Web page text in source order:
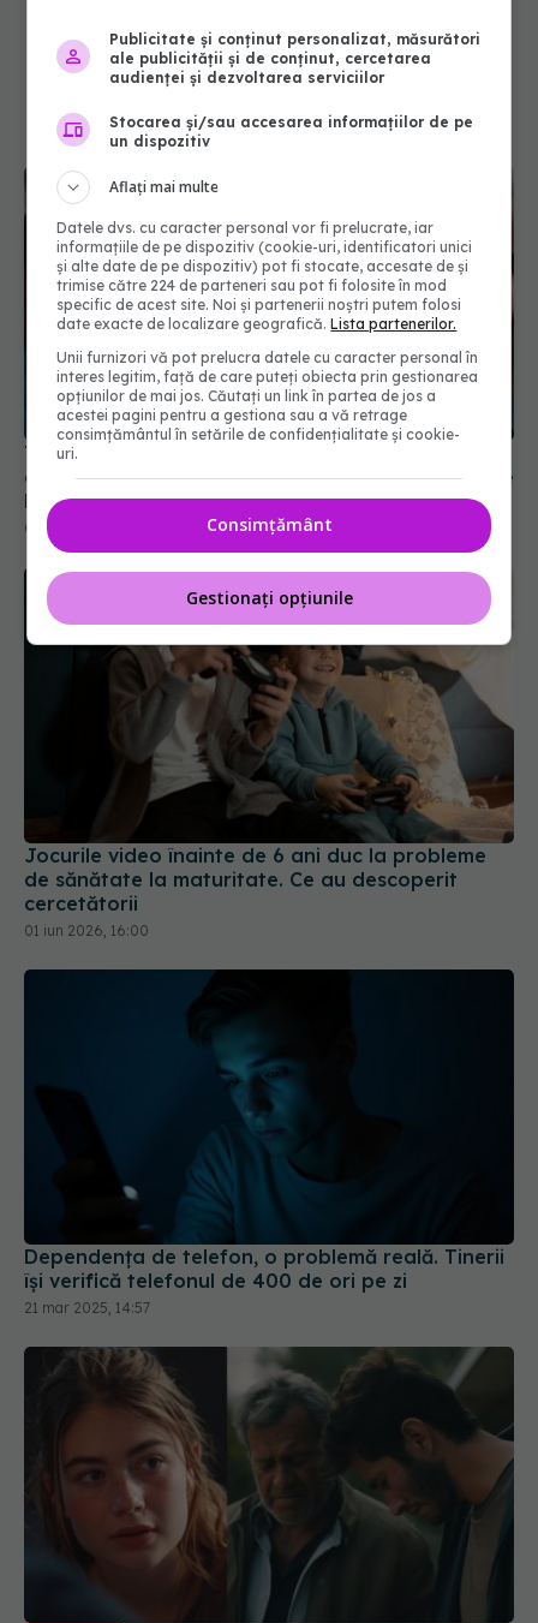
Tipuri de bullying: când cuvintele dor mai mult
decât loviturile. Ce trebuie să știi. Diferența dintre
bullying-ul fizic, verbal, emoțional și cyberbullying
06 sep 2024, 10:30
Jocurile video înainte de 6 ani duc la probleme
de sănătate la maturitate. Ce au descoperit
cercetătorii
01 iun 2026, 16:00
Dependenţa de telefon, o problemă reală. Tinerii
îşi verifică telefonul de 400 de ori pe zi
21 mar 2025, 14:57
Publicitate și conținut personalizat, măsurători
ale publicității și de conținut, cercetarea
audienței și dezvoltarea serviciilor
Stocarea și/sau accesarea informațiilor de pe
un dispozitiv
Aflați mai multe
Datele dvs. cu caracter personal vor fi prelucrate, iar
informațiile de pe dispozitiv (cookie-uri, identificatori unici
și alte date de pe dispozitiv) pot fi stocate, accesate de și
trimise către 224 de parteneri sau pot fi folosite în mod
specific de acest site. Noi și partenerii noștri putem folosi
date exacte de localizare geografică.Lista partenerilor.
Unii furnizori vă pot prelucra datele cu caracter personal în
interes legitim, față de care puteți obiecta prin gestionarea
opțiunilor de mai jos. Căutați un link în partea de jos a
acestei pagini pentru a gestiona sau a vă retrage
consimțământul în setările de confidențialitate și cookie-
uri.
Consimțământ
Gestionați opțiunile